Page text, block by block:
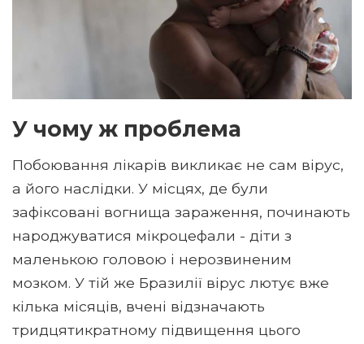
У чому ж проблема
Побоювання лікарів викликає не сам вірус,
а його наслідки. У місцях, де були
зафіксовані вогнища зараження, починають
народжуватися мікроцефали - діти з
маленькою головою і нерозвиненим
мозком. У тій же Бразилії вірус лютує вже
кілька місяців, вчені відзначають
тридцятикратному підвищення цього